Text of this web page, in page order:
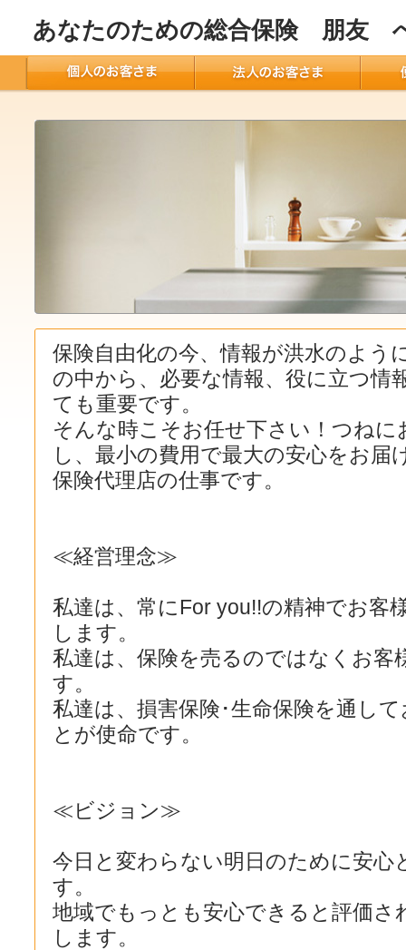
あなたのための総合保険 朋友
保険自由化の今、情報が洪水のよう
の中から、必要な情報、役に立つ情
ても重要です。
そんな時こそお任せ下さい！つねに
し、最小の費用で最大の安心をお届
保険代理店の仕事です。
≪経営理念≫
私達は、常にFor you!!の精神でお客
します。
私達は、保険を売るのではなくお客
す。
私達は、損害保険･生命保険を通し
とが使命です。
≪ビジョン≫
今日と変わらない明日のために安心
す。
地域でもっとも安心できると評価さ
します。